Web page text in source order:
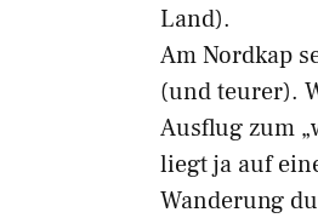
Land).
Am Nordkap
(und teurer).
Ausflug zum
liegt ja auf
Wanderung